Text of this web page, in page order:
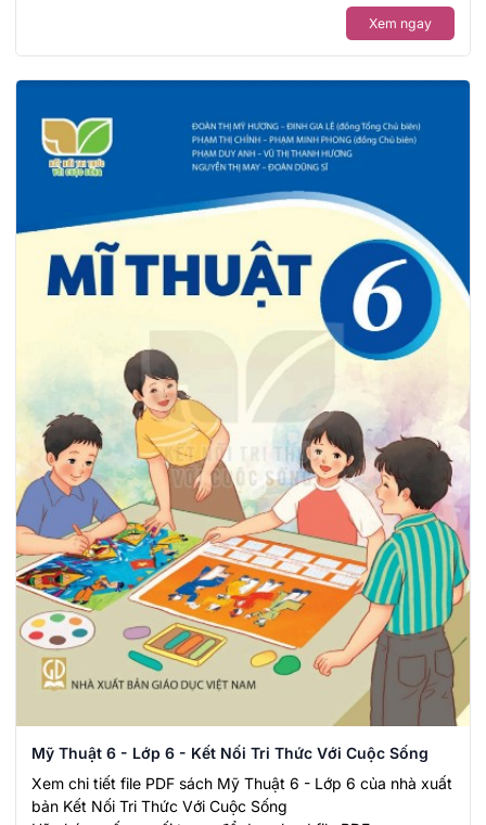
Xem ngay
Mỹ Thuật 6 - Lớp 6 - Kết Nối Tri Thức Với Cuộc Sống
Xem chi tiết file PDF sách Mỹ Thuật 6 - Lớp 6 của nhà xuất
bản Kết Nối Tri Thức Với Cuộc Sống